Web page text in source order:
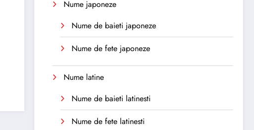
Nume japoneze
Nume de baieti japoneze
Nume de fete japoneze
Nume latine
Nume de baieti latinesti
Nume de fete latinesti